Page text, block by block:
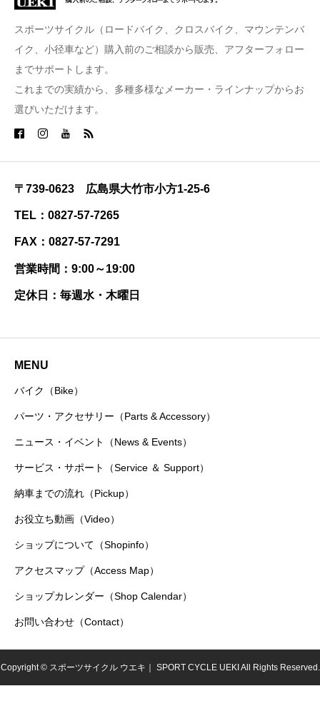
スポーツサイクル（ロードバイク、クロスバイク、マウンテンバ
イク、小径車など）購入前のご相談から販売、アフターフォロー
までサポートします。
これまでの実績から、多種多様なメーカー・ラインナップからお
選びいただけます。
〒739-0623 広島県大竹市小方1-25-6
TEL：0827-57-7265
FAX：0827-57-7291
営業時間：9:00～19:00
定休日：毎週水・木曜日
MENU
バイク（Bike）
パーツ・アクセサリー（Parts & Accessory）
ニュース・イベント（News & Events）
サービス・サポート（Service ＆ Support）
納車までの流れ（Pickup）
お役立ち動画（Video）
ショップについて（Shopinfo）
アクセスマップ（Access Map）
ショップカレンダー（Shop Calendar）
お問い合わせ（Contact）
Copyright © スポーツサイクル ウエキ｜ SPORT CYCLE UEKI All Rights Reserved.